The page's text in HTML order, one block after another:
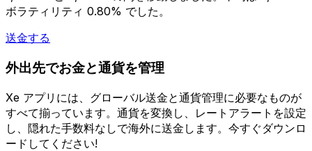
ボラティリティ 0.80% でした。
送金する
外出先でお金と通貨を管理
Xe アプリには、グローバル送金と通貨管理に必要なものが
すべて揃っています。通貨を変換し、レートアラートを設定
し、隠れた手数料なしで海外に送金します。今すぐダウンロ
ードしてください!